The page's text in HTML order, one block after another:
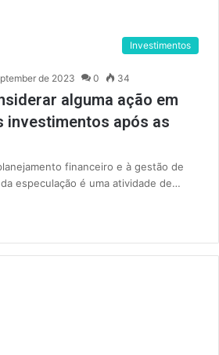
Investimentos
de 2023 0 34
alguma ação em
investimentos após as
financeiro e à gestão de
especulação é uma atividade de…